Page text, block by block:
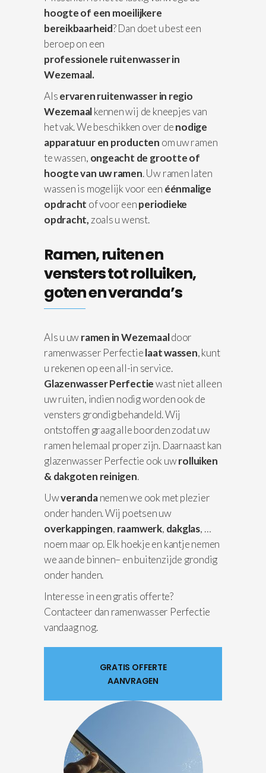
hoogte of een moeilijkere
bereikbaarheid? Dan doet u best een
beroep on een
professionele ruitenwasser in
Wezemaal.
Alservaren ruitenwasser in regio
Wezemaalkennen wij de kneepjes van
het vak. We beschikken over denodige
apparatuuren producten om uw ramen
te wassen, ongeacht de grootte of
hoogte van uw ramen. Uw ramen laten
wassen is mogelijk voor een éénmalige
opdracht of voor eenperiodieke
opdracht, zoals u wenst.
Ramen, ruiten en
vensters tot rolluiken,
goten en veranda’s
Als u uwramen in Wezemaaldoor
ramenwasser Perfectielaat wassen, kunt
u rekenen op een all-in service.
Glazenwasser Perfectiewast niet alleen
uw ruiten, indien nodig worden ook de
vensters grondig behandeld. Wij
ontstoffen graag alle boorden zodat uw
ramen helemaal proper zijn. Daarnaast kan
glazenwasser Perfectie ook uwrolluiken
& dakgoten reinigen.
Uwverandanemen we ook met plezier
onder handen. Wij poetsen uw
overkappingen, raamwerk, dakglas, …
noem maar op. Elk hoekje en kantje nemen
we aan de binnen– en buitenzijde grondig
onder handen.
Interesse in een gratis offerte?
Contacteer dan ramenwasser Perfectie
vandaag nog.
GRATIS OFFERTE
AANVRAGEN